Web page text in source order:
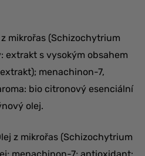
z mikrořas (Schizochytrium
extrakt s vysokým obsahem
menachinon-7,
bio citronový esenciální
olej.
z mikrořas (Schizochytrium